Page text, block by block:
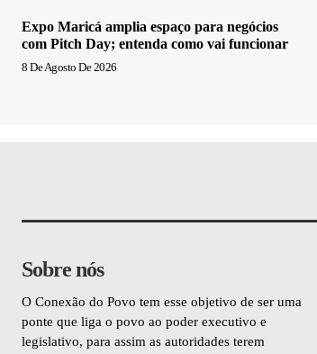
Expo Maricá amplia espaço para negócios
com Pitch Day; entenda como vai funcionar
8 De Agosto De 2026
Sobre nós
O Conexão do Povo tem esse objetivo de ser uma
ponte que liga o povo ao poder executivo e
legislativo, para assim as autoridades terem